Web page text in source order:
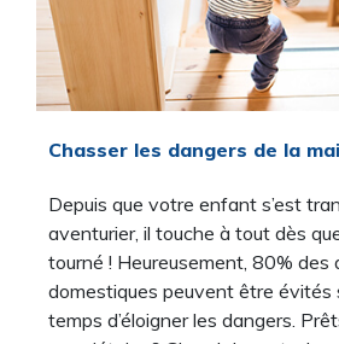
Chasser les dangers de la
Depuis que votre enfant s’est
aventurier, il touche à tout dès
tourné ! Heureusement, 80% des
domestiques peuvent être évités
temps d’éloigner les dangers.